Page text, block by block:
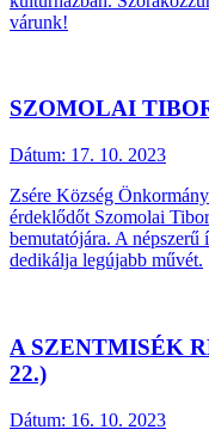
várunk!
SZOMOLAI
Dátum: 17. 10. 2023
Zsére Község
érdeklődőt Szomolai
bemutatójára. A népszerű
dedikálja legújabb művét.
A SZENTMISÉK
22.)
Dátum: 16. 10. 2023